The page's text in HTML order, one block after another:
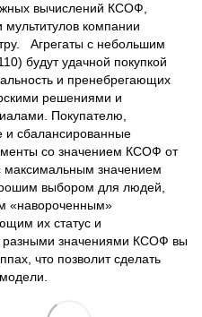
вычислений КСОФ,
компании
Агрегаты с небольшим
будут удачной покупкой
и пренебрегающих
решениями и
Покупателю,
сбалансированные
со значением КСОФ от
максимальным значением
выбором для людей,
«навороченным»
их статус и
разными значениями КСОФ вы
что позволит сделать